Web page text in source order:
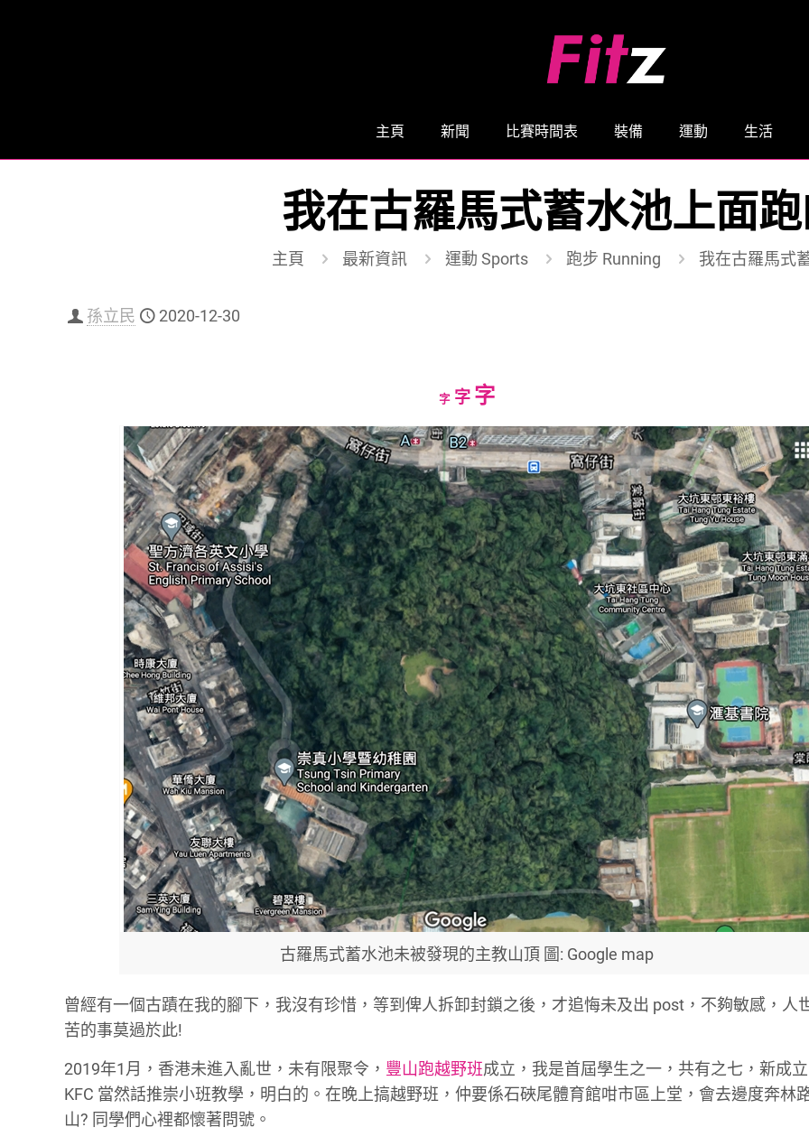
主頁 新聞 比賽時間表 裝備 運動 生活
我在古羅馬式蓄水池上面
主頁 最新資訊 運動 Sports 跑步 Running 我在古羅馬式
孫立民 2020-12-30
字Decrease
size.
字Reset
size.
字Increase
font
size.
古羅馬式蓄水池未被發現的主教山頂 圖: Google map
曾經有一個古蹟在我的腳下，我沒有珍惜，等到俾人拆卸封鎖之後，才追悔未及出 post，不夠敏感，人
苦的事莫過於此!
2019年1月，香港未進入亂世，未有限聚令， 豐山跑越野班成立，我是首屆學生之一，共有之七，新成
KFC 當然話推崇小班教學，明白的。在晚上搞越野班，仲要係石硤尾體育館咁市區上堂，會去邊度奔林
山? 同學們心裡都懷著問號。